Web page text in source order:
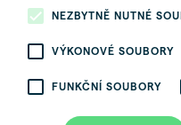
NEZBYTNĚ NUTNÉ
VÝKONOVÉ SOUBORY
FUNKČNÍ SOUBORY